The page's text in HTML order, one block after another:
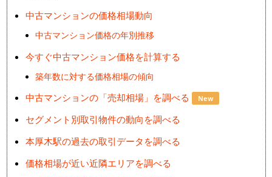
中古マンションの価格相場動向
中古マンション価格の年別推移
今すぐ中古マンション価格を計算する
築年数に対する価格相場の傾向
中古マンションの「売却相場」を調べる New
セグメント別取引物件の動向を調べる
本厚木駅の過去の取引データを調べる
価格相場が近い近隣エリアを調べる